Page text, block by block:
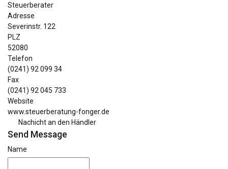
Steuerberater
Adresse
Severinstr. 122
PLZ
52080
Telefon
(0241) 92 099 34
Fax
(0241) 92 045 733
Website
www.steuerberatung-fonger.de
Nachicht an den Händler
Send Message
Name